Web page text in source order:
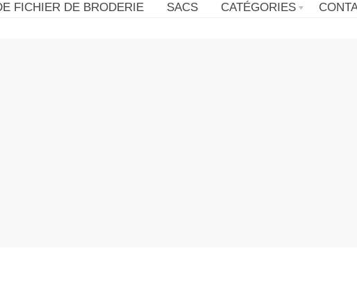
FICHIER DE BRODERIE
SACS CATÉGORIES